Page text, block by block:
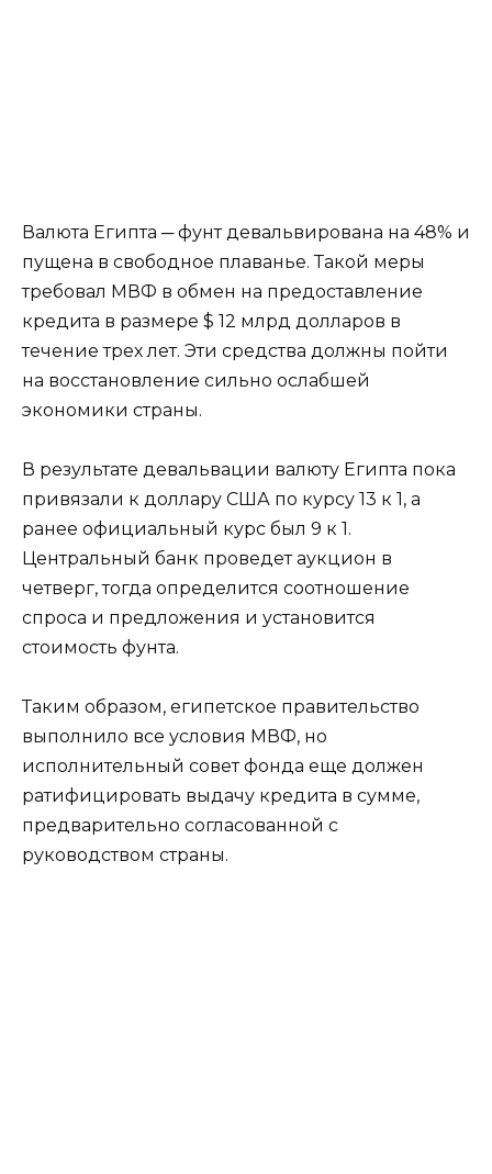
Валюта Египта ─ фунт девальвирована на 48% и
пущена в свободное плаванье. Такой меры
требовал МВФ в обмен на предоставление
кредита в размере $ 12 млрд долларов в
течение трех лет. Эти средства должны пойти
на восстановление сильно ослабшей
экономики страны.
В результате девальвации валюту Египта пока
привязали к доллару США по курсу 13 к 1, а
ранее официальный курс был 9 к 1.
Центральный банк проведет аукцион в
четверг, тогда определится соотношение
спроса и предложения и установится
стоимость фунта.
Таким образом, египетское правительство
выполнило все условия МВФ, но
исполнительный совет фонда еще должен
ратифицировать выдачу кредита в сумме,
предварительно согласованной с
руководством страны.